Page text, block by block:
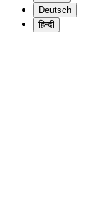
Deutsch
हिन्दी